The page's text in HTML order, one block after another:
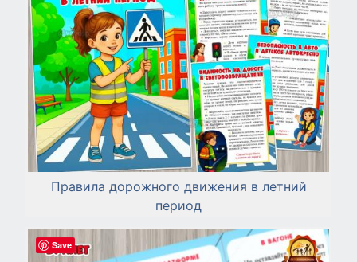
Правила дорожного движения в летний
период
Save